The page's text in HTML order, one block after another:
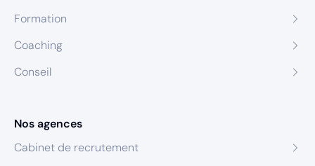
Formation
Coaching
Conseil
Nos agences
Cabinet de recrutement